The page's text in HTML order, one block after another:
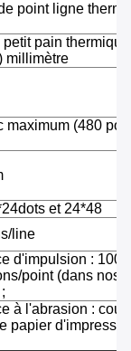
point ligne
petit pain
millimètre
maximum (480
et 24*48
line
d'impulsion : 100
point (dans nos
à l'abrasion :
papier